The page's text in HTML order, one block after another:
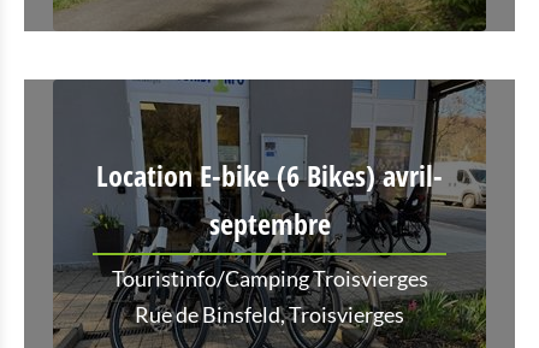
Location E-bike (6 Bikes) avril-
septembre
Touristinfo/Camping Troisvierges
Rue de Binsfeld, Troisvierges